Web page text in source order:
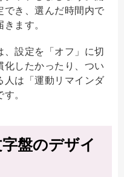
き、選んだ時間内で
ます。
設定を「オフ」に切
化したかったり、つい
人は「運動リマインダ
。
盤のデザイ